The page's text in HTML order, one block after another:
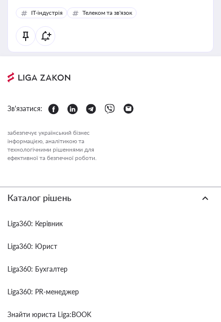
IT-індустрія Телеком та зв'язок
Зв'язатися:
забезпечує український бізнес
інформацією, аналітикою та
технологічними рішеннями для
ефективної та безпечної роботи.
Каталог рішень
Liga360: Керівник
Liga360: Юрист
Liga360: Бухгалтер
Liga360: PR-менеджер
Знайти юриста Liga:BOOK